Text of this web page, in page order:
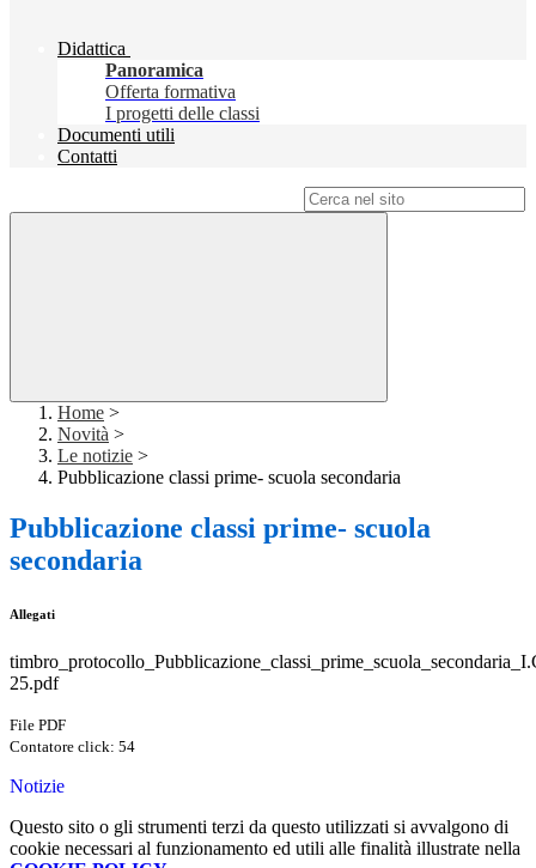
Didattica
Panoramica
Offerta formativa
I progetti delle classi
Documenti utili
Contatti
Home >
Novità >
Le notizie >
Pubblicazione classi prime- scuola secondaria
Pubblicazione classi prime- scuola
secondaria
Allegati
25.pdf
File PDF
Contatore click: 54
Notizie
Questo sito o gli strumenti terzi da questo utilizzati si avvalgono di
cookie necessari al funzionamento ed utili alle finalità illustrate nella